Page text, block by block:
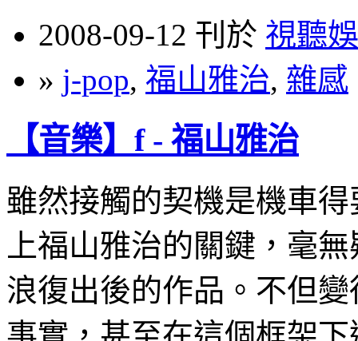
2008-09-12 刊於 視聽
» j-pop, 福山雅治, 雜感
【音樂】f - 福山雅治
雖然接觸的契機是機車
上福山雅治的關鍵，毫
浪復出後的作品。不但